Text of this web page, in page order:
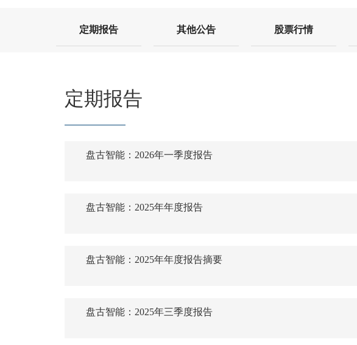
定期报告 其他公告 股票行情
定期报告
盘古智能：2026年一季度报告
盘古智能：2025年年度报告
盘古智能：2025年年度报告摘要
盘古智能：2025年三季度报告